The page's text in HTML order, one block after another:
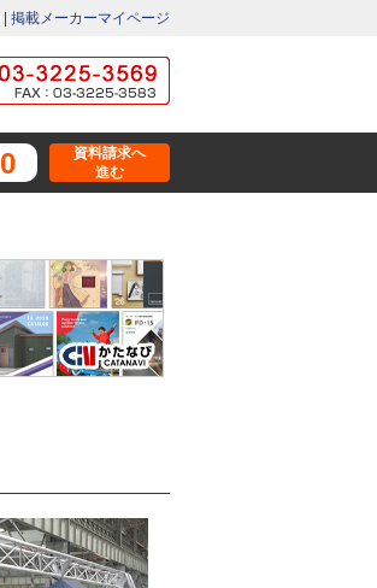
掲載メーカーマイページ
0
資料請求へ
進む